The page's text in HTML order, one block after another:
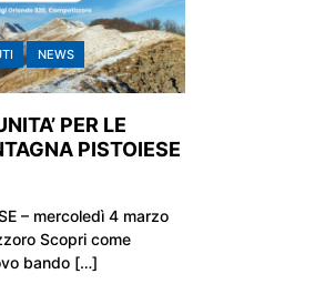
NEWS
PER LE
PISTOIESE
– mercoledì 4 marzo
Scopri come
bando […]